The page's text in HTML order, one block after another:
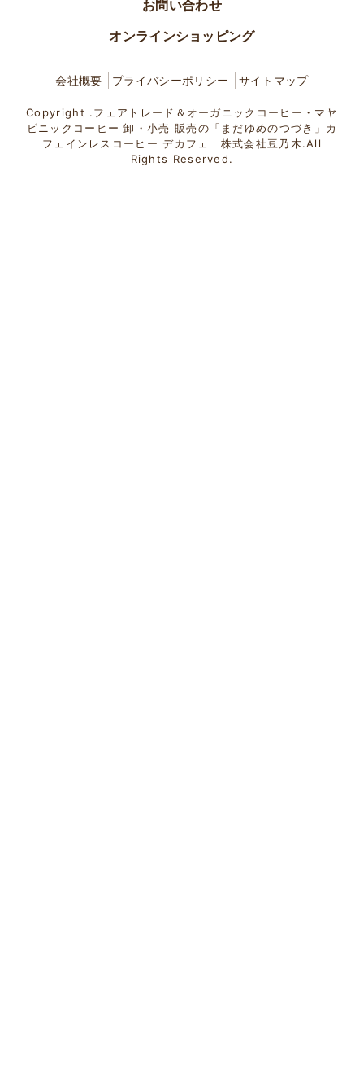
お問い合わせ
オンラインショッピング
会社概要 プライバシーポリシー サイトマップ
Copyright .フェアトレード＆オーガニックコーヒー・マヤ
ビニックコーヒー 卸・小売 販売の「まだゆめのつづき」カ
フェインレスコーヒー デカフェ｜株式会社豆乃木.All
Rights Reserved.